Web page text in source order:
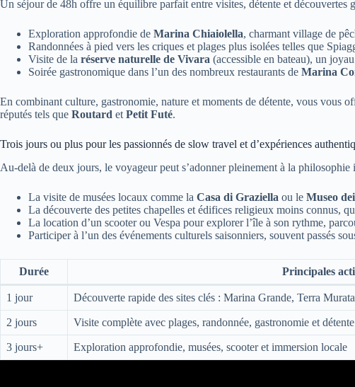
Un séjour de 48h offre un équilibre parfait entre visites, détente et découvertes
Exploration approfondie de Marina Chiaiolella, charmant village de
Randonnées à pied vers les criques et plages plus isolées telles que
Visite de la réserve naturelle de Vivara (accessible en bateau), un
Soirée gastronomique dans l’un des nombreux restaurants de Marina
En combinant culture, gastronomie, nature et moments de détente, vous vous
réputés tels que Routard et Petit Futé.
Trois jours ou plus pour les passionnés de slow travel et d’expériences
Au-delà de deux jours, le voyageur peut s’adonner pleinement à la
La visite de musées locaux comme la Casa di Graziella ou le Museo
La découverte des petites chapelles et édifices religieux moins connus,
La location d’un scooter ou Vespa pour explorer l’île à son rythme,
Participer à l’un des événements culturels saisonniers, souvent passés
Durée Principales
1 jour Découverte rapide des sites clés : Marina Grande, Terra
2 jours Visite complète avec plages, randonnée, gastronomie et détente
3 jours+ Exploration approfondie, musées, scooter et immersion locale